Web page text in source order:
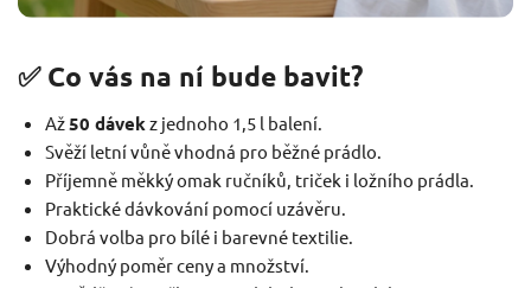
✅ Co vás na ní bude bavit?
Až50 dávekz jednoho 1,5 l balení.
Svěží letní vůně vhodná pro běžné prádlo.
Příjemně měkký omak ručníků, triček i ložního prádla.
Praktické dávkování pomocí uzávěru.
Dobrá volba pro bílé i barevné textilie.
Výhodný poměr ceny a množství.